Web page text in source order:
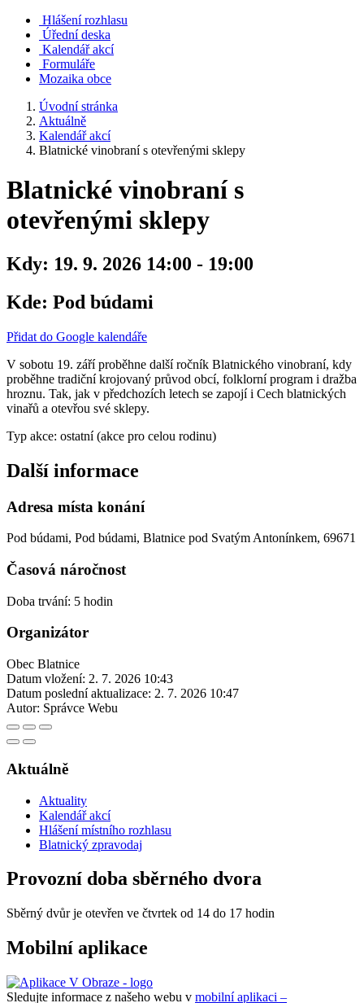
Hlášení rozhlasu
Úřední deska
Kalendář akcí
Formuláře
Mozaika obce
Úvodní stránka
Aktuálně
Kalendář akcí
Blatnické vinobraní s otevřenými sklepy
Blatnické vinobraní s
otevřenými sklepy
Kdy: 19. 9. 2026 14:00 - 19:00
Kde: Pod búdami
Přidat do Google kalendáře
V sobotu 19. září proběhne další ročník Blatnického vinobraní, kdy
proběhne tradiční krojovaný průvod obcí, folklorní program i dražba
hroznu. Tak, jak v předchozích letech se zapojí i Cech blatnických
vinařů a otevřou své sklepy.
Typ akce: ostatní (akce pro celou rodinu)
Další informace
Adresa místa konání
Pod búdami, Pod búdami, Blatnice pod Svatým Antonínkem, 69671
Časová náročnost
Doba trvání: 5 hodin
Organizátor
Obec Blatnice
Datum vložení: 2. 7. 2026 10:43
Datum poslední aktualizace: 2. 7. 2026 10:47
Autor: Správce Webu
Aktuálně
Aktuality
Kalendář akcí
Hlášení místního rozhlasu
Blatnický zpravodaj
Provozní doba sběrného dvora
Sběrný dvůr je otevřen ve čtvrtek od 14 do 17 hodin
Mobilní aplikace
Sledujte informace z našeho webu v mobilní aplikaci –